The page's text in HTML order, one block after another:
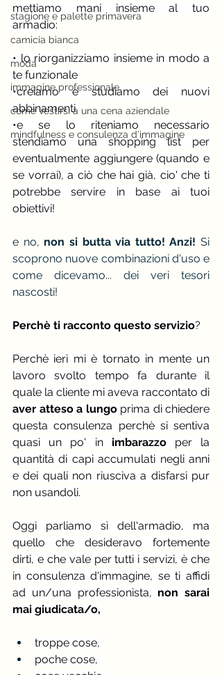
stagione e palette primavera
camicia bianca
moda
immagine professionale
come vestirsi a una cena aziendale
mindfulness e consulenza d'immagine
mettiamo mani insieme al tuo
armadio:
• lo riorganizziamo insieme in modo a
te funzionale
•creiamo e studiamo dei nuovi
abbinamenti
•e se lo riteniamo necessario
stendiamo una shopping list per
eventualmente aggiungere (quando e
se vorrai), a ciò che hai già, cio' che ti
potrebbe servire in base ai tuoi
obiettivi!
e no, non si butta via tutto! Anzi! Si
scoprono nuove combinazioni d'uso e
come dicevamo... dei veri tesori
nascosti!
Perchè ti racconto questo servizio?
Perchè ieri mi è tornato in mente un
lavoro svolto tempo fa durante il
aver atteso a lungo prima di chiedere
questa consulenza perchè si sentiva
quasi un po' in imbarazzo per la
quantità di capi accumulati negli anni
e dei quali non riusciva a disfarsi pur
non usandoli.
Oggi parliamo sì dell'armadio, ma
quello che desideravo fortemente
dirti, e che vale per tutti i servizi, è che
in consulenza d'immagine, se ti affidi
ad un/una professionista, non sarai
mai giudicata/o,
troppe cose,
poche cose,